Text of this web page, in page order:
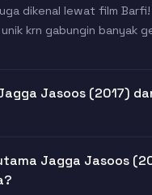
dikenal lewat film
krn gabungin banyak
Jasoos (2017)
Jagga Jasoos